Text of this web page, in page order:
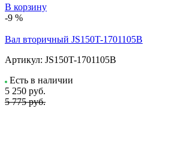
В корзину
-9 %
Вал вторичный JS150T-1701105B
Артикул: JS150T-1701105B
Есть в наличии
5 250 руб.
5 775 руб.